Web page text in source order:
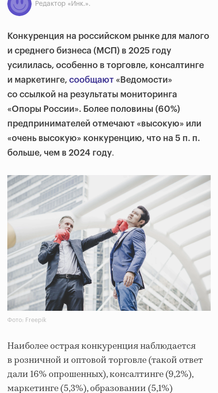
Редактор «Инк.».
Конкуренция на российском рынке для малого
и среднего бизнеса (МСП) в 2025 году
усилилась, особенно в торговле, консалтинге
и маркетинге, сообщают «Ведомости»
со ссылкой на результаты мониторинга
«Опоры России». Более половины (60%)
предпринимателей отмечают «высокую» или
«очень высокую» конкуренцию, что на 5 п. п.
больше, чем в 2024 году.
Фото: Freepik
Наиболее острая конкуренция наблюдается
в розничной и оптовой торговле (такой ответ
дали 16% опрошенных), консалтинге (9,2%),
маркетинге (5,3%), образовании (5,1%)